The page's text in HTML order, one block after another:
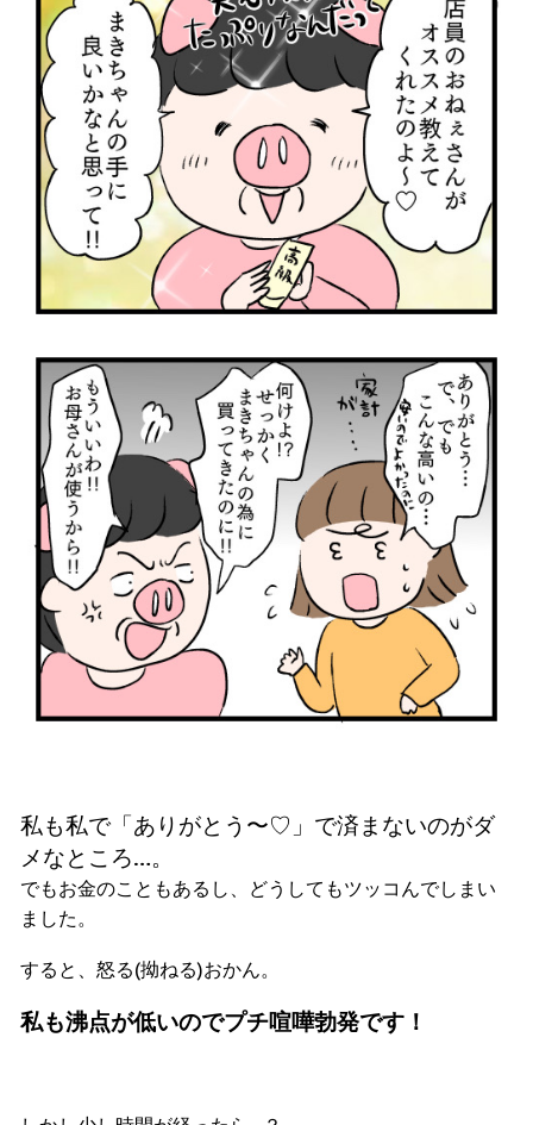
私も私で「ありがとう〜♡」で済まないのがダ
メなところ…。
でもお金のこともあるし、どうしてもツッコんでしまい
ました。
すると、怒る(拗ねる)おかん。
私も沸点が低いのでプチ喧嘩勃発です！